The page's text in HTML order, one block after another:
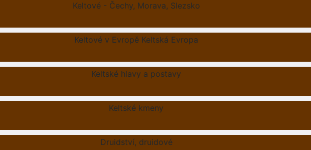
Keltové - Čechy, Morava, Slezsko
Keltové v Evropě Keltská Evropa
Keltské hlavy a postavy
Keltské kmeny
Druidství, druidové